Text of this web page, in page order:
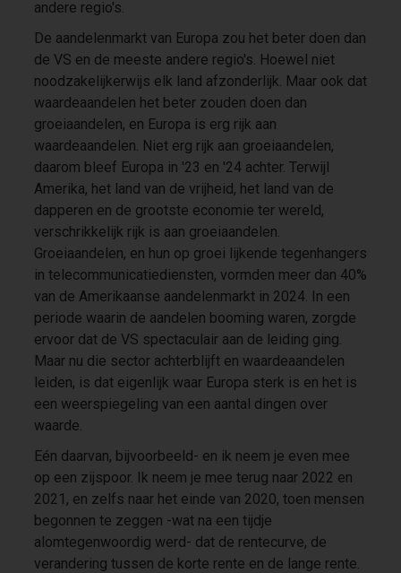
andere regio's.
De aandelenmarkt van Europa zou het beter doen dan
de VS en de meeste andere regio's. Hoewel niet
noodzakelijkerwijs elk land afzonderlijk. Maar ook dat
waardeaandelen het beter zouden doen dan
groeiaandelen, en Europa is erg rijk aan
waardeaandelen. Niet erg rijk aan groeiaandelen,
daarom bleef Europa in '23 en '24 achter. Terwijl
Amerika, het land van de vrijheid, het land van de
dapperen en de grootste economie ter wereld,
verschrikkelijk rijk is aan groeiaandelen.
Groeiaandelen, en hun op groei lijkende tegenhangers
in telecommunicatiediensten, vormden meer dan 40%
van de Amerikaanse aandelenmarkt in 2024. In een
periode waarin de aandelen booming waren, zorgde
ervoor dat de VS spectaculair aan de leiding ging.
Maar nu die sector achterblijft en waardeaandelen
leiden, is dat eigenlijk waar Europa sterk is en het is
een weerspiegeling van een aantal dingen over
waarde.
Eén daarvan, bijvoorbeeld- en ik neem je even mee
op een zijspoor. Ik neem je mee terug naar 2022 en
2021, en zelfs naar het einde van 2020, toen mensen
begonnen te zeggen -wat na een tijdje
alomtegenwoordig werd- dat de rentecurve, de
verandering tussen de korte rente en de lange rente.